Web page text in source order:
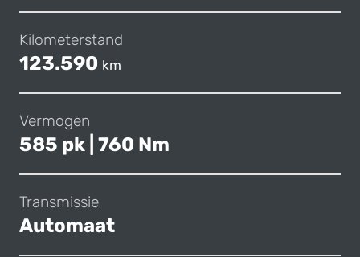
Kilometerstand
123.590 km
Vermogen
585 pk | 760 Nm
Transmissie
Automaat